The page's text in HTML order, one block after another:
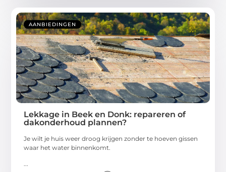
AANBIEDINGEN
Lekkage in Beek en Donk: repareren of
dakonderhoud plannen?
Je wilt je huis weer droog krijgen zonder te hoeven gissen
waar het water binnenkomt.
...